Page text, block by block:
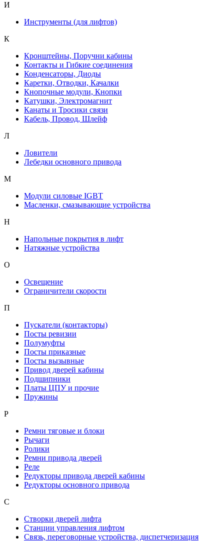
И
Инструменты (для лифтов)
К
Кронштейны, Поручни кабины
Контакты и Гибкие соединения
Конденсаторы, Диоды
Каретки, Отводки, Качалки
Кнопочные модули, Кнопки
Катушки, Электромагнит
Канаты и Тросики связи
Кабель, Провод, Шлейф
Л
Ловители
Лебедки основного привода
М
Модули силовые IGBT
Масленки, смазывающие устройства
Н
Напольные покрытия в лифт
Натяжные устройства
О
Освещение
Ограничители скорости
П
Пускатели (контакторы)
Посты ревизии
Полумуфты
Посты приказные
Посты вызывные
Привод дверей кабины
Подшипники
Платы ЦПУ и прочие
Пружины
Р
Ремни тяговые и блоки
Рычаги
Ролики
Ремни привода дверей
Реле
Редукторы привода дверей кабины
Редукторы основного привода
С
Створки дверей лифта
Станции управления лифтом
Связь, переговорные устройства, диспетчеризация